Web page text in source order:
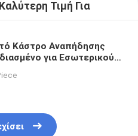
Τιμή Για
Κάστρο Αναπήδησης
για Εσωτερικούς
Εκδηλώσεων,